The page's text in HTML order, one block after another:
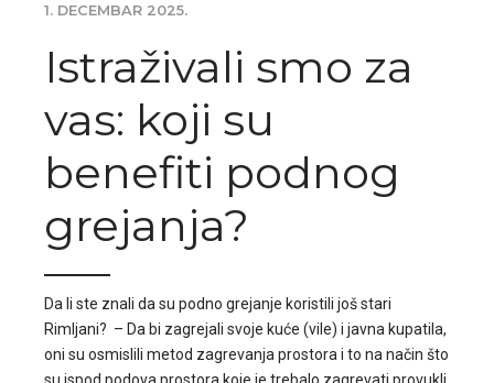
1. DECEMBAR 2025.
Istraživali smo za
vas: koji su
benefiti podnog
grejanja?
Da li ste znali da su podno grejanje koristili još stari
Rimljani? – Da bi zagrejali svoje kuće (vile) i javna kupatila,
oni su osmislili metod zagrevanja prostora i to na način što
su ispod podova prostora koje je trebalo zagrevati provukli